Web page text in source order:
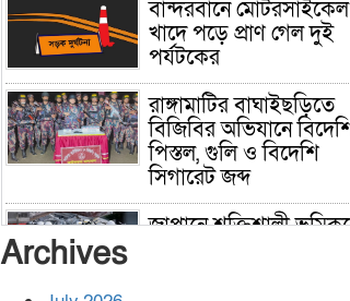
বান্দরবানে মোটরসাইকেল
খাদে পড়ে প্রাণ গেল দুই
পর্যটকের
রাঙ্গামাটির বাঘাইছড়িতে
বিজিবির অভিযানে
পিস্তল, গুলি ও বিদেশি
সিগারেট জব্দ
জাপানে শক্তিশালী
Archives